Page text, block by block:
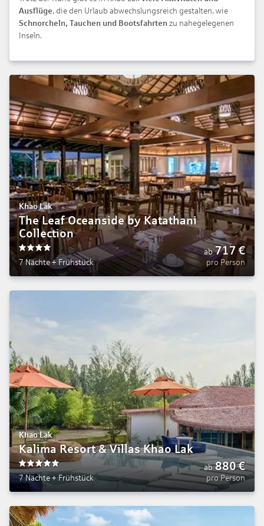
Ausflüge, die den Urlaub abwechslungsreich gestalten, wie
Schnorcheln, Tauchen und Bootsfahrten zu nahegelegenen
Inseln.
Khao Lak
The Leaf Oceanside by Katathani
Collection
7 Nächte+ Frühstück
ab 717€
pro Person
Khao Lak
Kalima Resort & Villas Khao Lak
5
7 Nächte + Frühstück
ab 880€
pro Person